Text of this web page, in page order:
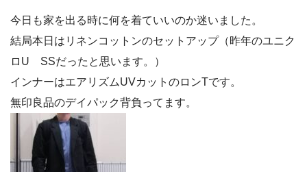
今日も家を出る時に何を着ていいのか迷いました。
結局本日はリネンコットンのセットアップ（昨年のユニク
ロU SSだったと思います。）
インナーはエアリズムUVカットのロンTです。
無印良品のデイパック背負ってます。